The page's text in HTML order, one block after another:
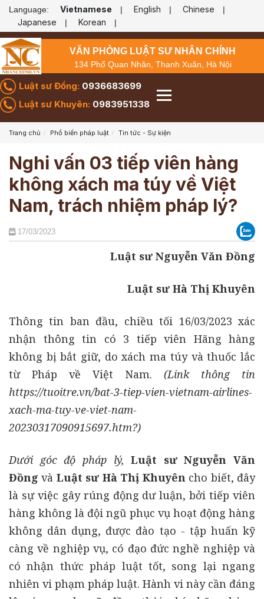
Language: Vietnamese | English | Chinese |
Japanese | Korean |
VĂN PHÒNG LUẬT SƯ NHÂN CHÍNH
134 Phố Quan Nhân, Thanh Xuân, Hà Nội
Luật sư Đồng: 0936683699
Luật sư Khuyên: 0983951338
Trang chủ Phổ biến pháp luật Tin tức - Sự kiện
Nghi vấn 03 tiếp viên hàng
không xách ma túy về Việt
Nam, trách nhiệm pháp lý?
17/03/2023
Luật sư Nguyễn Văn Đồng
Luật sư Hà Thị Khuyên
Thông tin ban đầu, chiều tối 16/03/2023 xác
nhận thông tin có 3 tiếp viên Hãng hàng
không bị bắt giữ, do xách ma túy và thuốc lắc
từ Pháp về Việt Nam. (Link thông tin
https://tuoitre.vn/bat-3-tiep-vien-vietnam-airlines-
xach-ma-tuy-ve-viet-nam-
20230317090915697.htm?)
Dưới góc độ pháp lý, Luật sư Nguyễn Văn
Đồngvà Luật sư Hà Thị Khuyên cho biết, đây
là sự việc gây rúng động dư luận, bởi tiếp viên
hàng không là đội ngũ phục vụ hoạt động hàng
không dân dụng, được đào tạo - tập huấn kỹ
càng về nghiệp vụ, có đạo đức nghề nghiệp và
có nhận thức pháp luật tốt, song lại ngang
nhiên vi phạm pháp luật. Hành vi này cần đáng